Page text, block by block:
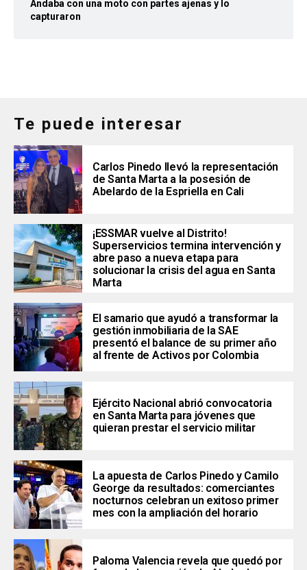
Andaba con una moto con partes ajenas y lo
capturaron
Te puede interesar
Carlos Pinedo llevó la representación
de Santa Marta a la posesión de
Abelardo de la Espriella en Cali
¡ESSMAR vuelve al Distrito!
Superservicios termina intervención y
abre paso a nueva etapa para
solucionar la crisis del agua en Santa
Marta
El samario que ayudó a transformar la
gestión inmobiliaria de la SAE
presentó el balance de su primer año
al frente de Activos por Colombia
Ejército Nacional abrió convocatoria
en Santa Marta para jóvenes que
quieran prestar el servicio militar
La apuesta de Carlos Pinedo y Camilo
George da resultados: comerciantes
nocturnos celebran un exitoso primer
mes con la ampliación del horario
Paloma Valencia revela que quedó por